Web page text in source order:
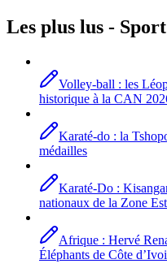
Les plus lus - Sport
Volley-ball : les
historique à la CAN
Karaté-do : la
médailles
Karaté-Do :
nationaux de la Zone Est
Afrique : Hervé
Éléphants de Côte